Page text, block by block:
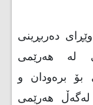
دەربڕینی
لە هەرێمی
بۆ برەودان و
لەگەڵ هەرێمی